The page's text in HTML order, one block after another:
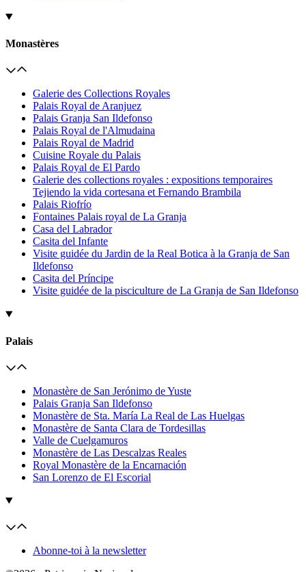
Monastères
Galerie des Collections Royales
Palais Royal de Aranjuez
Palais Granja San Ildefonso
Palais Royal de l'Almudaina
Palais Royal de Madrid
Cuisine Royale du Palais
Palais Royal de El Pardo
Galerie des collections royales : expositions temporaires
Tejiendo la vida cortesana et Fernando Brambila
Palais Riofrío
Fontaines Palais royal de La Granja
Casa del Labrador
Casita del Infante
Visite guidée du Jardin de la Real Botica à la Granja de San
Ildefonso
Casita del Príncipe
Visite guidée de la pisciculture de La Granja de San Ildefonso
Palais
Monastère de San Jerónimo de Yuste
Palais Granja San Ildefonso
Monastère de Sta. María La Real de Las Huelgas
Monastère de Santa Clara de Tordesillas
Valle de Cuelgamuros
Monastère de Las Descalzas Reales
Royal Monastère de la Encarnación
San Lorenzo de El Escorial
Abonne-toi à la newsletter